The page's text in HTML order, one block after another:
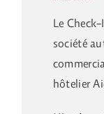
Le
société
hôtelier